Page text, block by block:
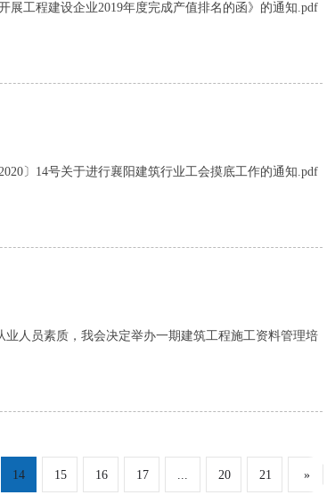
展工程建设企业2019年度完成产值排名的函》的通知.pdf
〕14号关于进行襄阳建筑行业工会摸底工作的通知.pdf
人员素质，我会决定举办一期建筑工程施工资料管理培
14 15 16 17 ... 20 21 »